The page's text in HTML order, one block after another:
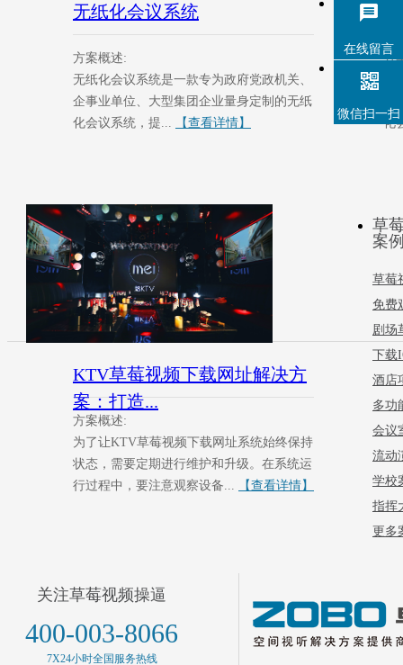
无纸化会议系统
方案概述:
无纸化会议系统是一款专为政府党政机关、
企事业单位、大型集团企业量身定制的无纸
化会议系统，提...
【查看详情】
方
化
KTV草莓视频下载网址解决方
案：打造...
方案概述:
为了让KTV草莓视频下载网址系统始终保持
状态，需要定期进行维护和升级。在系统运
行过程中，要注意观察设备...
【查看详情】
草
案
草莓
免费
剧场
下载
酒店
多功
会议
流动
学校
指挥
更多
关注草莓视频操逼
400-003-8066
7X24小时全国服务热线
在线留言
微信扫一扫